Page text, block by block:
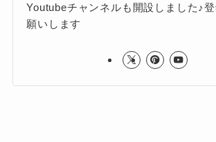
Youtubeチャンネルも開設しました♪
願いします